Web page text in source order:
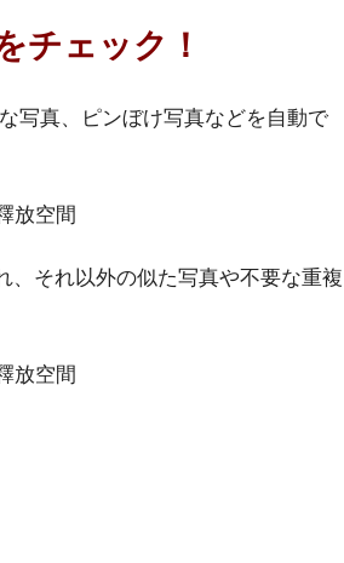
チェック！
写真、ピンぼけ写真などを自動で
、それ以外の似た写真や不要な重複